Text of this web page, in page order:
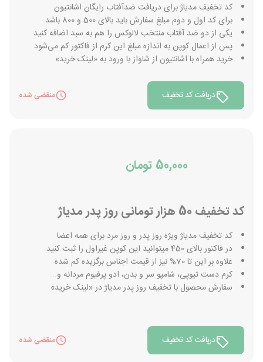
کد تخفیف مدیاژ برای دریافت ضدآفتاب رایگان اشانتیون
برای کد اول و دوم مبلغ سفارش باید بالای 500 و 800 باشد
یکی از دو ضد آفتاب منتخب لالوکس را هم به سبد اضافه کنید
پس از اعمال کوپن به اندازه مبلغ این کرم از فاکتور کم می‌شود
خرید همراه با اشانتیون از شاواز با ورود به «لینک خرید»
دریافت کد تخفیف منقضی شده
50,000 تومان
کد تخفیف 50 هزار تومانی روز پدر مدیاژ
کد تخفیف مدیاژ ویژه روز پدر و روز مرد برای همه اعضا
در فاکتور بالای 450 میتوانید این کوپن غیراول را ثبت کنید
علاوه بر این تا 70% نیز از قیمت اجناس برگزیده کم شده
کرم دست تیوپی، شامپو سر و بدن، ادو پرفیوم مردانه و...
سفارش محصول با تخفیف روز پدر مدیاژ در «لینک خرید»
دریافت کد تخفیف منقضی شده